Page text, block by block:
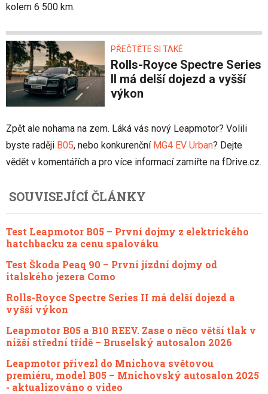
kolem 6 500 km.
PŘEČTĚTE SI TAKÉ
Rolls-Royce Spectre Series
II má delší dojezd a vyšší
výkon
Zpět ale nohama na zem. Láká vás nový Leapmotor? Volili
byste raději B05, nebo konkurenční MG4 EV Urban? Dejte
vědět v komentářích a pro více informací zamiřte na fDrive.cz.
SOUVISEJÍCÍ ČLÁNKY
Test Leapmotor B05 – První dojmy z elektrického
hatchbacku za cenu spalováku
Test Škoda Peaq 90 – První jízdní dojmy od
italského jezera Como
Rolls-Royce Spectre Series II má delší dojezd a
vyšší výkon
Leapmotor B05 a B10 REEV. Zase o něco větší tlak v
nižší střední třídě – Bruselský autosalon 2026
Leapmotor přivezl do Mnichova světovou
premiéru, model B05 – Mnichovský autosalon 2025
- aktualizováno o video